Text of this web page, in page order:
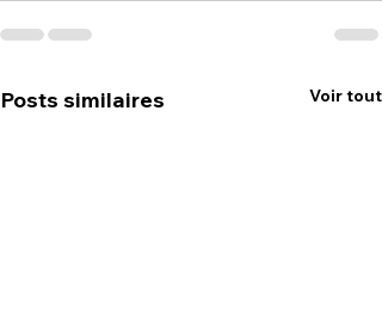
Posts similaires Voir tout